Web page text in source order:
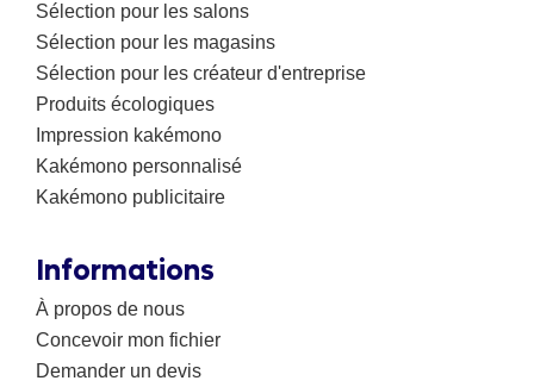
Sélection pour les salons
Sélection pour les magasins
Sélection pour les créateur d'entreprise
Produits écologiques
Impression kakémono
Kakémono personnalisé
Kakémono publicitaire
Informations
À propos de nous
Concevoir mon fichier
Demander un devis